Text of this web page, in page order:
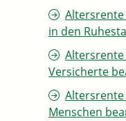
in den
Versicherte
Menschen